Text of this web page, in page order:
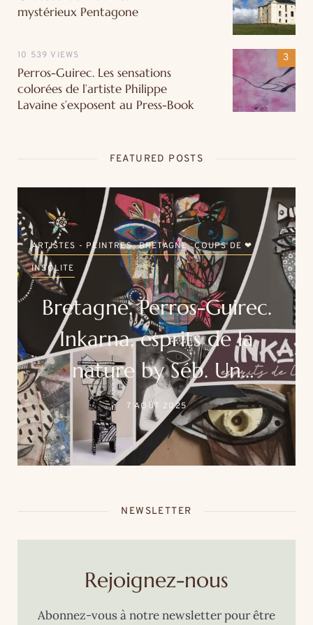
mystérieux Pentagone
10 539 VIEWS
Perros-Guirec. Les sensations
colorées de l’artiste Philippe
Lavaine s’exposent au Press-Book
FEATURED POSTS
ARTISTES - PEINTRES BRETAGNE
COUPS DE ❤
INSOLITE
Bretagne. Perros-Guirec.
Inkarna, esprits de la
nature by Séb. Un
événement unique au
cœur de la thalasso Roz
Marine
7 AOÛT 2025
NEWSLETTER
Rejoignez-nous
Abonnez-vous à notre newsletter pour être